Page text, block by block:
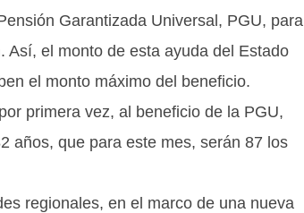
Garantizada Universal, PGU, para
Así, el monto de esta ayuda del Estado
el monto máximo del beneficio.
primera vez, al beneficio de la PGU,
años, que para este mes, serán 87 los
regionales, en el marco de una nueva